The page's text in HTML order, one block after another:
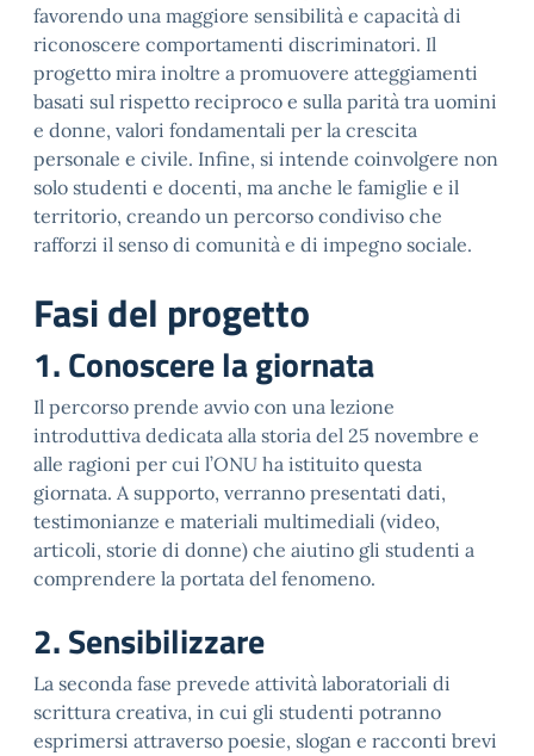
favorendo una maggiore sensibilità e capacità di
riconoscere comportamenti discriminatori. Il
progetto mira inoltre a promuovere atteggiamenti
basati sul rispetto reciproco e sulla parità tra uomini
e donne, valori fondamentali per la crescita
personale e civile. Infine, si intende coinvolgere non
solo studenti e docenti, ma anche le famiglie e il
territorio, creando un percorso condiviso che
rafforzi il senso di comunità e di impegno sociale.
Fasi del progetto
1. Conoscere la giornata
Il percorso prende avvio con una lezione
introduttiva dedicata alla storia del 25 novembre e
alle ragioni per cui l’ONU ha istituito questa
giornata. A supporto, verranno presentati dati,
testimonianze e materiali multimediali (video,
articoli, storie di donne) che aiutino gli studenti a
comprendere la portata del fenomeno.
2. Sensibilizzare
La seconda fase prevede attività laboratoriali di
scrittura creativa, in cui gli studenti potranno
esprimersi attraverso poesie, slogan e racconti brevi